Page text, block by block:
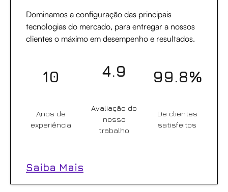
Dominamos a configuração das principais
tecnologias do mercado, para entregar a nossos
clientes o máximo em desempenho e resultados.
10
Anos de
experiência
4.9
Avaliação do
nosso
trabalho
99.8%
De clientes
satisfeitos
Saiba Mais